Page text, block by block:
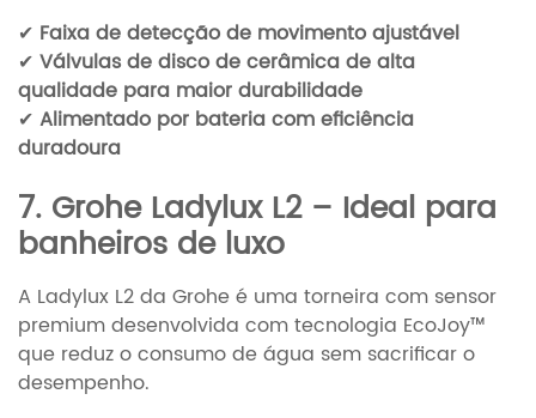
✔ Faixa de detecção de movimento ajustável
✔ Válvulas de disco de cerâmica de alta
qualidade para maior durabilidade
✔ Alimentado por bateria com eficiência
duradoura
7. Grohe Ladylux L2 – Ideal para
banheiros de luxo
A Ladylux L2 da Grohe é uma torneira com sensor
premium desenvolvida com tecnologia EcoJoy™
que reduz o consumo de água sem sacrificar o
desempenho.